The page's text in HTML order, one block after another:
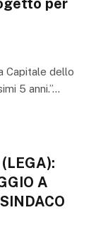
per
Capitale dello
5 anni.”…
A